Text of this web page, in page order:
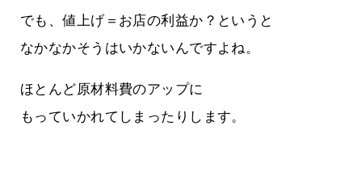
でも、値上げ＝お店の利益か？というと
なかなかそうはいかないんですよね。
ほとんど原材料費のアップに
もっていかれてしまったりします。